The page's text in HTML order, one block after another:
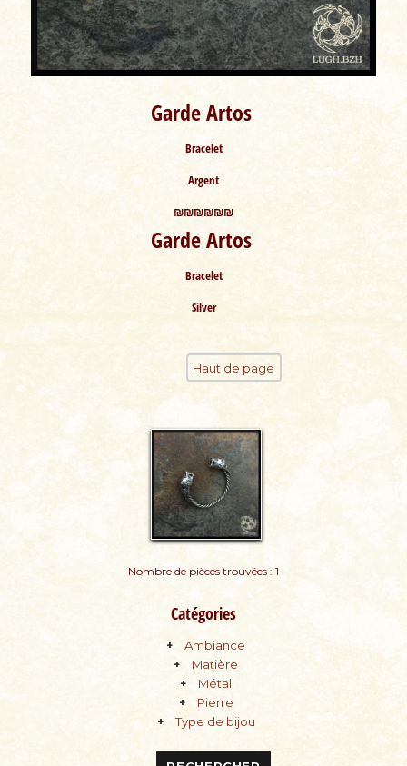
Garde Artos
Bracelet
Argent
₪₪₪₪₪₪
Garde Artos
Bracelet
Silver
Haut de page
Nombre de pièces trouvées : 1
Catégories
Ambiance
Matière
Métal
Pierre
Type de bijou